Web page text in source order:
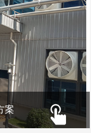
案